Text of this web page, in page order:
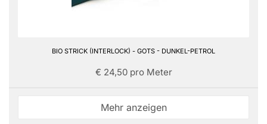
BIO STRICK (INTERLOCK) - GOTS - DUNKEL-PETROL
€ 24,50 pro Meter
Mehr anzeigen